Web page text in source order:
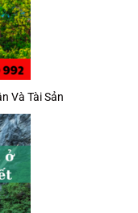
Và Tài Sản